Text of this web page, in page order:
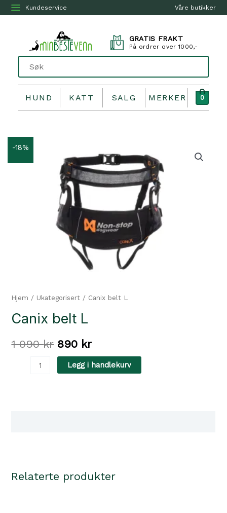
Våre butikker
Kundeservice
GRATIS FRAKT
På ordrer over 1000,-
HUND KATT SALG MERKER 0
-18%
Hjem / Ukategorisert / Canix belt L
Canix belt L
1 090kr Opprinnelig
pris
890 krNåværende
pris
Legg i handlekurv
Relaterte produkter